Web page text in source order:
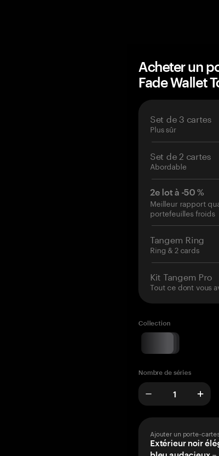
Acheter un
Fade Wallet
Set de 3 cartes
Plus sûr
Set de 2 cartes
Abordable
2e lot à -50 %
Meilleur rapport
portefeuilles froids
Tangem Ring
Ring & 2 cards
Kit Tangem Pro
Tout ce dont vous
Collection
Nombre de séries
Ajouter un porte-
Extérieur noir